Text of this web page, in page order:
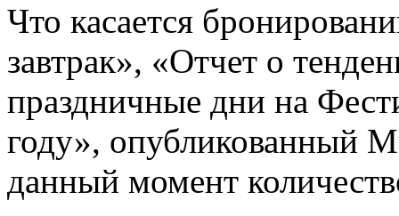
Что касается
завтрак», «Отчет о
праздничные дни на
году», опубликованный
данный момент